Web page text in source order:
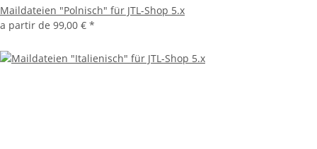
Maildateien "Polnisch" für JTL-Shop 5.x
a partir de 99,00 € *